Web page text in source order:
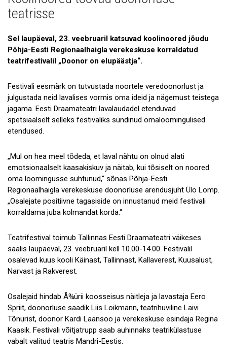
Galerii
Koostöö
Tule tööle!
Tule ekskursioonile!
Andmekaitse
teatrisse
Sel laupäeval, 23. veebruaril katsuvad koolinoored jõudu
Põhja-Eesti Regionaalhaigla verekeskuse korraldatud
teatrifestivalil „Doonor on elupäästja“.
Festivali eesmärk on tutvustada noortele veredoonorlust ja
julgustada neid lavalises vormis oma ideid ja nägemust teistega
jagama. Eesti Draamateatri lavalaudadel etenduvad
spetsiaalselt selleks festivaliks sündinud omaloomingulised
etendused.
„Mul on hea meel tõdeda, et laval nähtu on olnud alati
emotsionaalselt kaasakiskuv ja näitab, kui tõsiselt on noored
oma loomingusse suhtunud,“ sõnas Põhja-Eesti
Regionaalhaigla verekeskuse doonorluse arendusjuht Ülo Lomp.
„Osalejate positiivne tagasiside on innustanud meid festivali
korraldama juba kolmandat korda.“
Teatrifestival toimub Tallinnas Eesti Draamateatri väikeses
saalis laupäeval, 23. veebruaril kell 10.00-14.00. Festivalil
osalevad kuus kooli Käinast, Tallinnast, Kallaverest, Kuusalust,
Narvast ja Rakverest.
Osalejaid hindab Å¾ürii koosseisus näitleja ja lavastaja Eero
Spriit, doonorluse saadik Liis Loikmann, teatrihuviline Laivi
Tõnurist, doonor Kardi Laansoo ja verekeskuse esindaja Regina
Kaasik. Festivali võitjatrupp saab auhinnaks teatrikülastuse
vabalt valitud teatris Mandri-Eestis.